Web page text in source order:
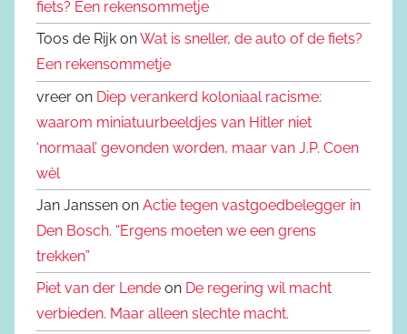
fiets? Een rekensommetje
Toos de Rijk onWat is sneller, de auto of de fiets?
Een rekensommetje
vreer on Diep verankerd koloniaal racisme:
waarom miniatuurbeeldjes van Hitler niet
‘normaal’ gevonden worden, maar van J.P. Coen
wèl
Jan Janssen on Actie tegen vastgoedbelegger in
Den Bosch. “Ergens moeten we een grens
trekken”
Piet van der Lende on De regering wil macht
verbieden. Maar alleen slechte macht.